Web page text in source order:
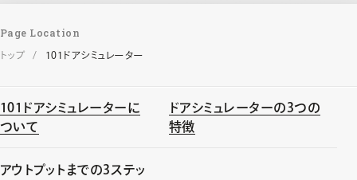
Page Location
トップ 101ドアシミュレーター
101ドアシミュレーターに
ついて
ドアシミュレーターの3つの
特徴
アウトプットまでの3ステッ